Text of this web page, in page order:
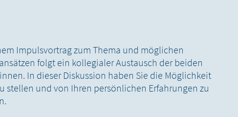
Impulsvortrag zum Thema und möglichen
folgt ein kollegialer Austausch der beiden
In dieser Diskussion haben Sie die Möglichkeit
stellen und von Ihren persönlichen Erfahrungen zu